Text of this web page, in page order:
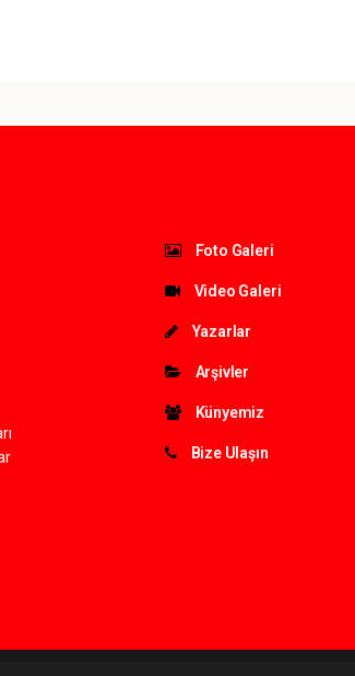
Foto Galeri
Video Galeri
Yazarlar
Arşivler
Künyemiz
Bize Ulaşın